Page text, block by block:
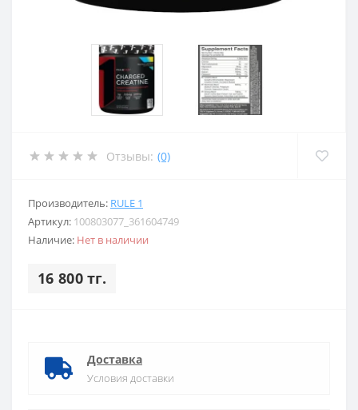
Отзывы: (0)
Производитель: RULE 1
Артикул: 100803077_361604749
Наличие: Нет в наличии
16 800 тг.
Доставка
Условия доставки